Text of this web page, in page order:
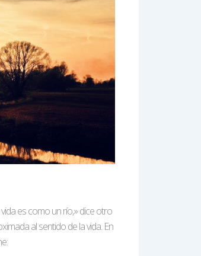
es como un río,» dice otro
al sentido de la vida. En